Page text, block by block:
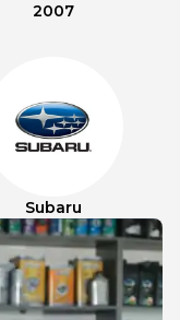
2007
Subaru